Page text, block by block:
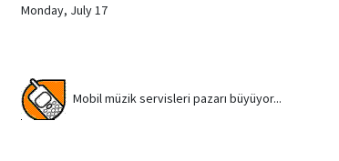
Monday, July 17
Mobil müzik servisleri pazarı büyüyor...